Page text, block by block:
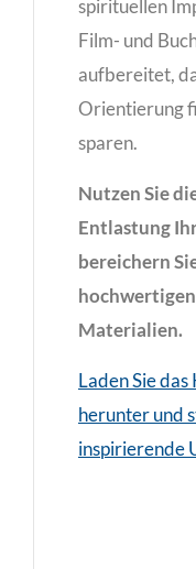
spirituellen
Film- und
aufbereitet,
Orientierung
sparen.
Nutzen Sie
Entlastung
bereichern
Materialien.
Laden Sie
herunter und
inspirierende